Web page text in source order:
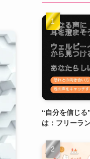
“自分を信じる
は：フリーラ